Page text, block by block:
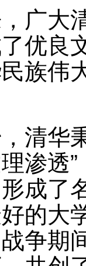
广大
优良
族伟
清华
渗透
成了
的大
争期